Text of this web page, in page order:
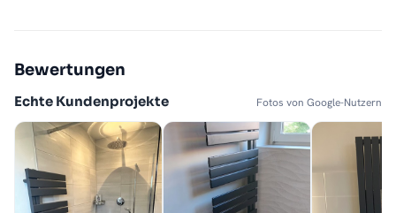
Bewertungen
Echte Kundenprojekte Fotos von Google-Nutzern